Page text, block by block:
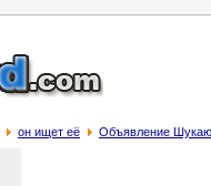
он ищет её Объявление Шукаю